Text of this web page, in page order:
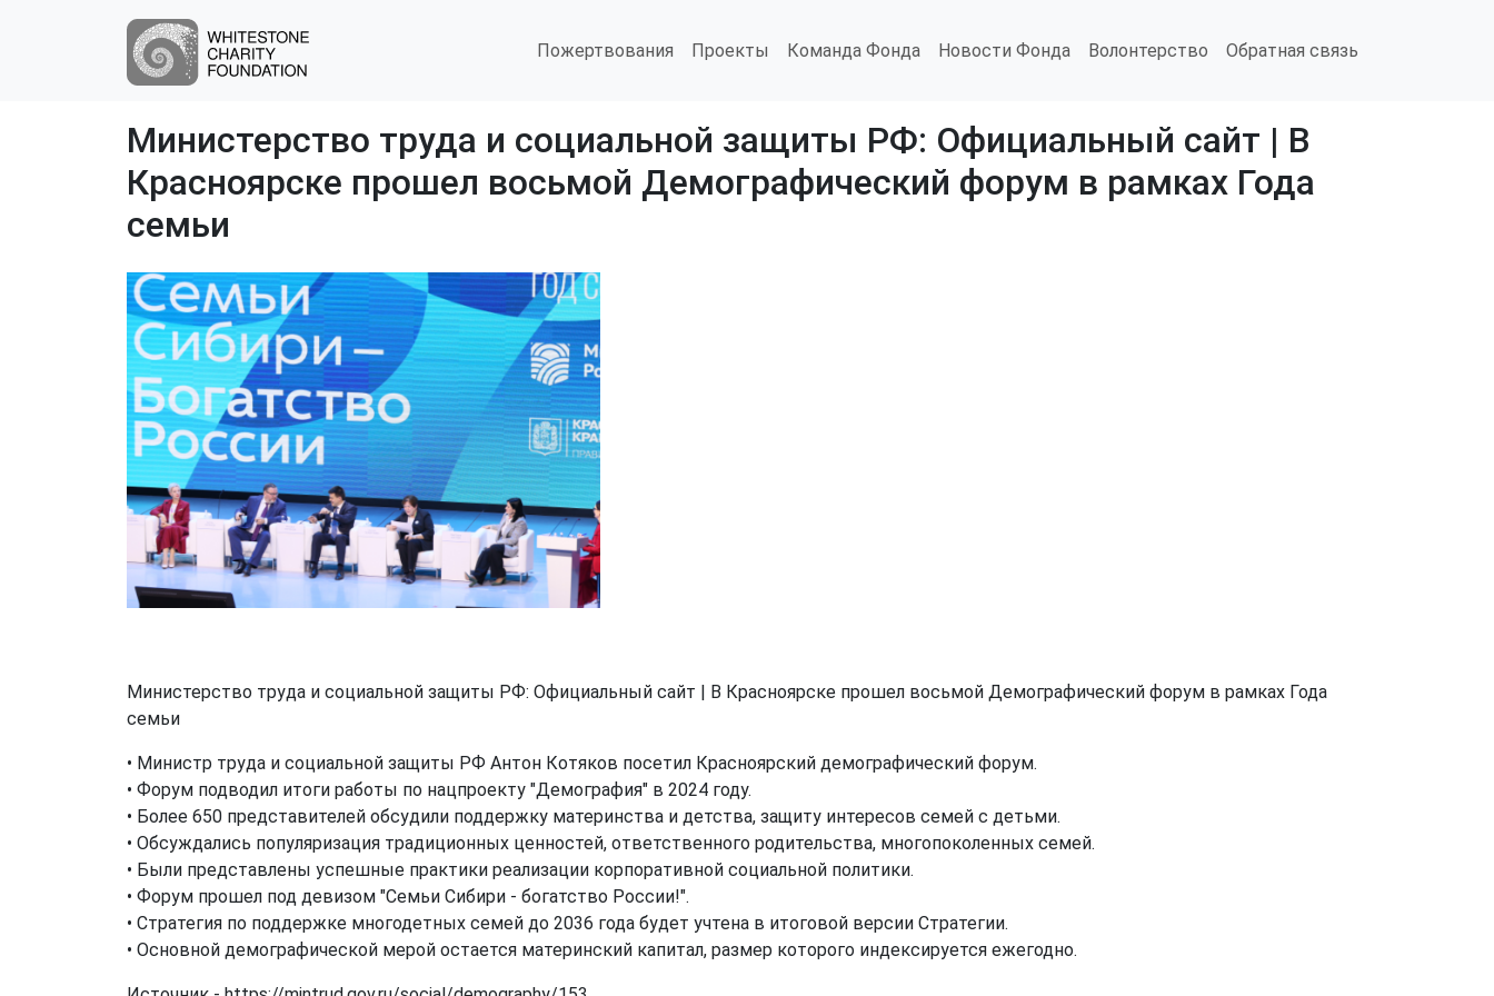
Пожертвования Проекты Команда Фонда Новости Фонда Волонтерство Обратная связь
Министерство труда и социальной защиты РФ: Официальный сайт | В
Красноярске прошел восьмой Демографический форум в рамках Года
семьи
Министерство труда и социальной защиты РФ: Официальный сайт | В Красноярске прошел восьмой Демографический форум в рамках Года
семьи
• Министр труда и социальной защиты РФ Антон Котяков посетил Красноярский демографический форум.
• Форум подводил итоги работы по нацпроекту "Демография" в 2024 году.
• Более 650 представителей обсудили поддержку материнства и детства, защиту интересов семей с детьми.
• Обсуждались популяризация традиционных ценностей, ответственного родительства, многопоколенных семей.
• Были представлены успешные практики реализации корпоративной социальной политики.
• Форум прошел под девизом "Семьи Сибири - богатство России!".
• Стратегия по поддержке многодетных семей до 2036 года будет учтена в итоговой версии Стратегии.
• Основной демографической мерой остается материнский капитал, размер которого индексируется ежегодно.